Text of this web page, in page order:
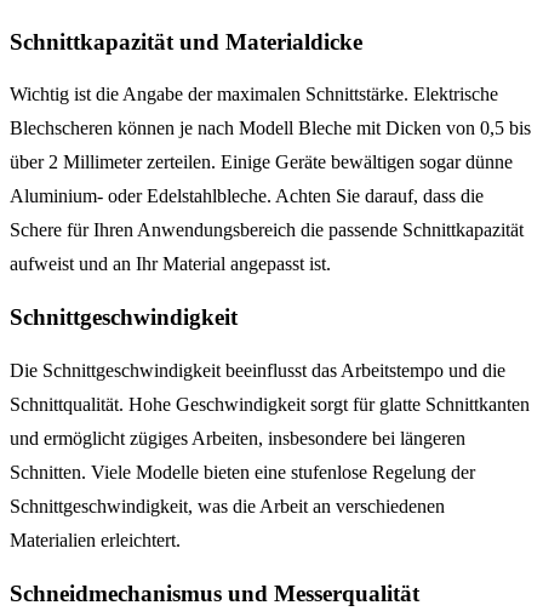
Schnittkapazität und Materialdicke
Wichtig ist die Angabe der maximalen Schnittstärke. Elektrische
Blechscheren können je nach Modell Bleche mit Dicken von 0,5 bis
über 2 Millimeter zerteilen. Einige Geräte bewältigen sogar dünne
Aluminium- oder Edelstahlbleche. Achten Sie darauf, dass die
Schere für Ihren Anwendungsbereich die passende Schnittkapazität
aufweist und an Ihr Material angepasst ist.
Schnittgeschwindigkeit
Die Schnittgeschwindigkeit beeinflusst das Arbeitstempo und die
Schnittqualität. Hohe Geschwindigkeit sorgt für glatte Schnittkanten
und ermöglicht zügiges Arbeiten, insbesondere bei längeren
Schnitten. Viele Modelle bieten eine stufenlose Regelung der
Schnittgeschwindigkeit, was die Arbeit an verschiedenen
Materialien erleichtert.
Schneidmechanismus und Messerqualität